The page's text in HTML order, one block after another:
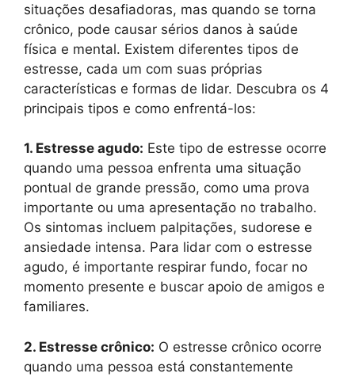
situações desafiadoras, mas quando se torna
crônico, pode causar sérios danos à saúde
física e mental. Existem diferentes tipos de
estresse, cada um com suas próprias
características e formas de lidar. Descubra os 4
principais tipos e como enfrentá-los:
1. Estresse agudo: Este tipo de estresse ocorre
quando uma pessoa enfrenta uma situação
pontual de grande pressão, como uma prova
importante ou uma apresentação no trabalho.
Os sintomas incluem palpitações, sudorese e
ansiedade intensa. Para lidar com o estresse
agudo, é importante respirar fundo, focar no
momento presente e buscar apoio de amigos e
familiares.
2. Estresse crônico: O estresse crônico ocorre
quando uma pessoa está constantemente